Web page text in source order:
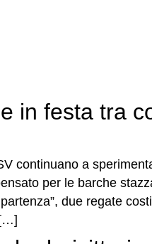
in festa tra
continuano a
per le barche
due regate